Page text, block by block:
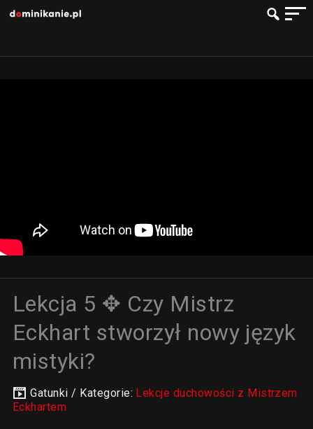
Lekcja 5 ✥ Czy Mistrz
Eckhart stworzył nowy język
mistyki?
Gatunki / Kategorie: Lekcje duchowości z Mistrzem
Eckhartem